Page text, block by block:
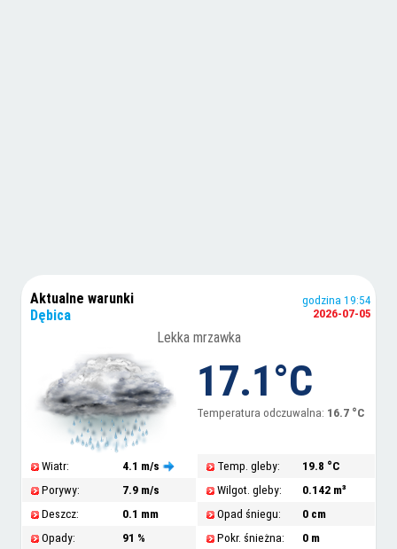
Aktualne warunki
Dębica
godzina 19:54
2026-07-05
Lekka mrzawka
17.1°C
Temperatura odczuwalna: 16.7 °C
Wiatr:
4.1 m/s
Porywy:
7.9 m/s
Deszcz:
0.1 mm
Opady:
91 %
Temp. gleby:
19.8 °C
Wilgot. gleby:
0.142 m³
Opad śniegu:
0 cm
Pokr. śnieżna:
0 m